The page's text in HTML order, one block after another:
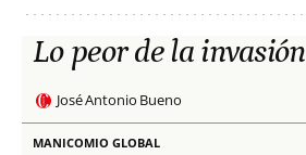
Lo peor de la invasión
José Antonio Bueno
MANICOMIO GLOBAL